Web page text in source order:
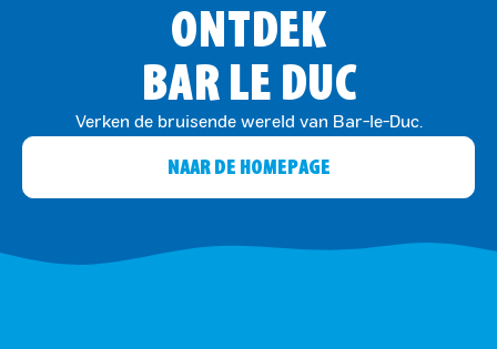
ONTDEK
BAR LE DUC
Verken de bruisende wereld van Bar-le-Duc.
NAAR DE HOMEPAGE